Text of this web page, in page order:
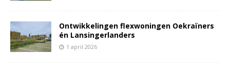
Ontwikkelingen flexwoningen Oekraïners
én Lansingerlanders
1 april 2026